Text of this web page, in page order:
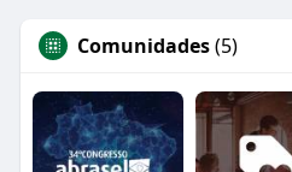
Comunidades(5)